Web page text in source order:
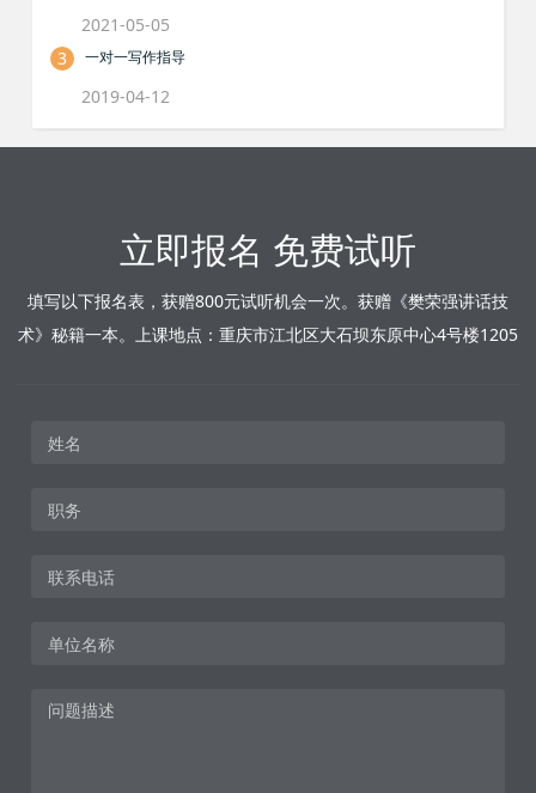
2021-05-05
3
一对一写作指导
2019-04-12
立即报名 免费试听
填写以下报名表，获赠800元试听机会一次。获赠《樊荣强讲话技
术》秘籍一本。上课地点：重庆市江北区大石坝东原中心4号楼1205